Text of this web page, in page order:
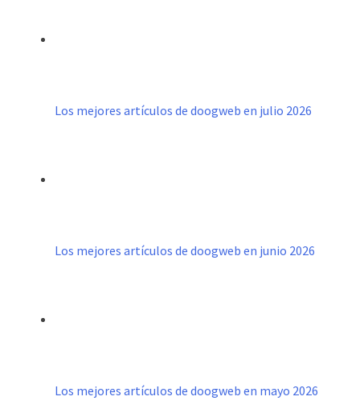
Los mejores artículos de doogweb en julio 2026
Los mejores artículos de doogweb en junio 2026
Los mejores artículos de doogweb en mayo 2026